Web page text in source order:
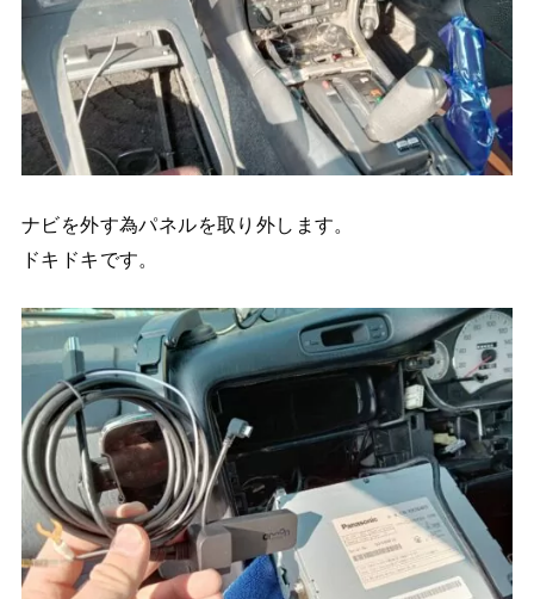
ナビを外す為パネルを取り外します。
ドキドキです。